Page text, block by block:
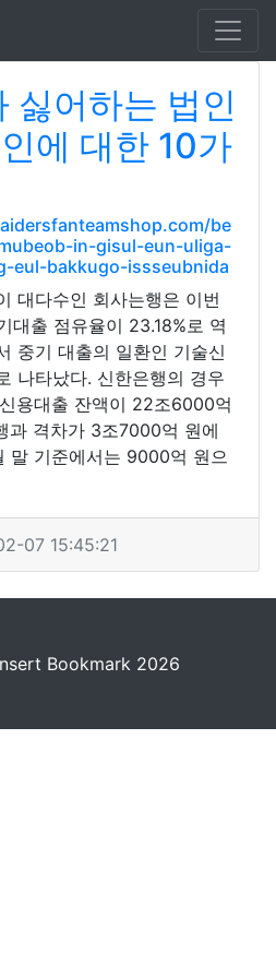
싫어하는 법인
에 대한 10가
be
in-gisul-eun-uliga-
eul-bakkugo-issseubnida
대다수인 회사는행은 이번
대출 점유율이 23.18%로 역
중기 대출의 일환인 기술신
나타났다. 신한은행의 경우
용대출 잔액이 22조6000억
과 격차가 3조7000억 원에
말 기준에서는 9000억 원으
07 15:45:21
Bookmark 2026